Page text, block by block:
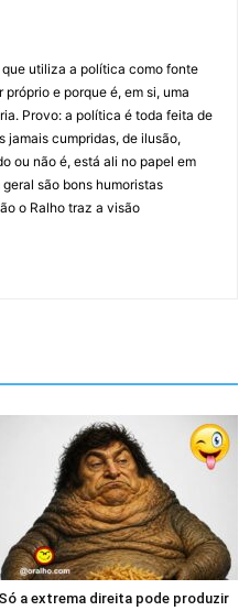
utiliza a política como fonte
e porque é, em si, uma
Provo: a política é toda feita de
jamais cumpridas, de ilusão,
ou não é, está ali no papel em
são bons humoristas
o Ralho traz a visão
Só a extrema direita pode produzir